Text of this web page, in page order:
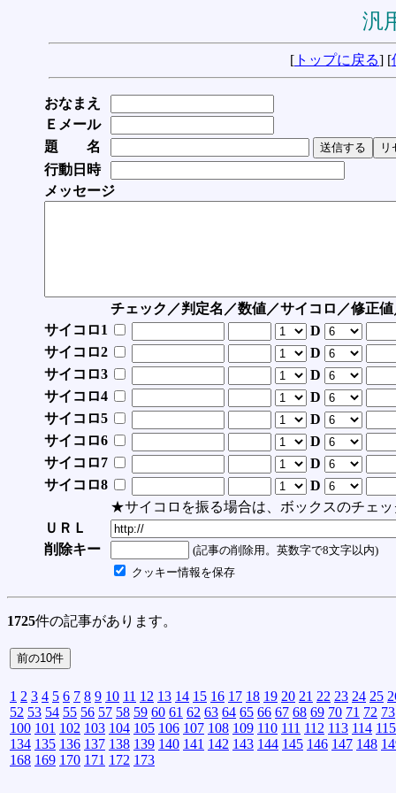
汎
[ トップに戻る] [
おなまえ
Ｅメール
題 名
行動日時
メッセージ
チェック／判定名／数値／サイコロ／修正
サイコロ1
D
サイコロ2
D
サイコロ3
D
サイコロ4
D
サイコロ5
D
サイコロ6
D
サイコロ7
D
サイコロ8
D
★サイコロを振る場合は、ボックスのチェッ
ＵＲＬ
削除キー
(記事の削除用。英数字で8文字以内)
クッキー情報を保存
1725件の記事があります。
1 2 3 4 5 6 7 8 9 10 11 12 13 14 15 16 17 18 19 20 21 22 23 24 25
52 53 54 55 56 57 58 59 60 61 62 63 64 65 66 67 68 69 70 71 72 73
100 101 102 103 104 105 106 107 108 109 110 111 112 113 114 115
134 135 136 137 138 139 140 141 142 143 144 145 146 147 148
168 169 170 171 172 173